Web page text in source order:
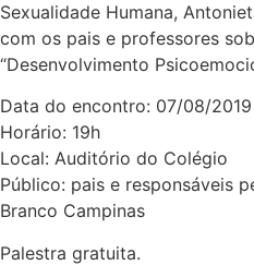
Sexualidade Humana,
com os pais e professores
“Desenvolvimento
Data do encontro: 07/08/
Horário: 19h
Local: Auditório do Colégio
Público: pais e responsáveis
Branco Campinas
Palestra gratuita.